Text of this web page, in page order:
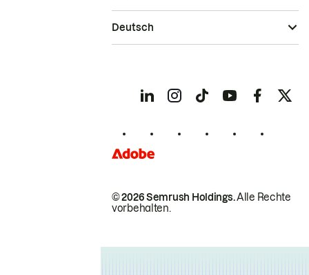
© 2026 Semrush Holdings.Alle Rechte
vorbehalten.
Deutsch